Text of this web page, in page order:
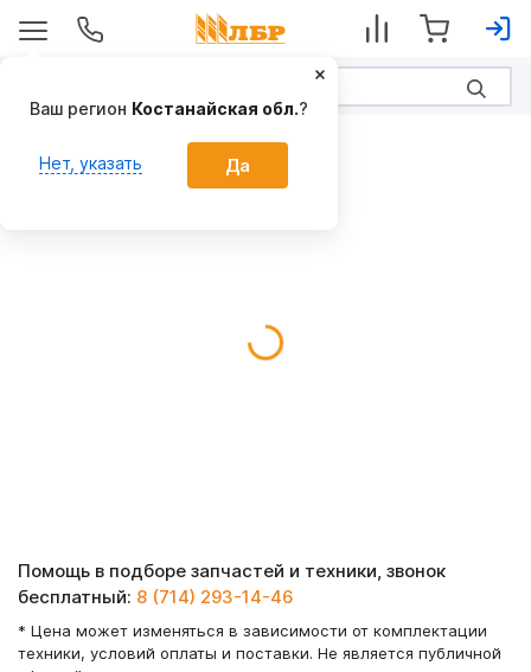
Помощь в подборе запчастей и техники, звонок
бесплатный: 8 (714) 293-14-46
* Цена может изменяться в зависимости от комплектации
техники, условий оплаты и поставки. Не является публичной
Ваш регион Костанайская обл.?
Нет, указать Да